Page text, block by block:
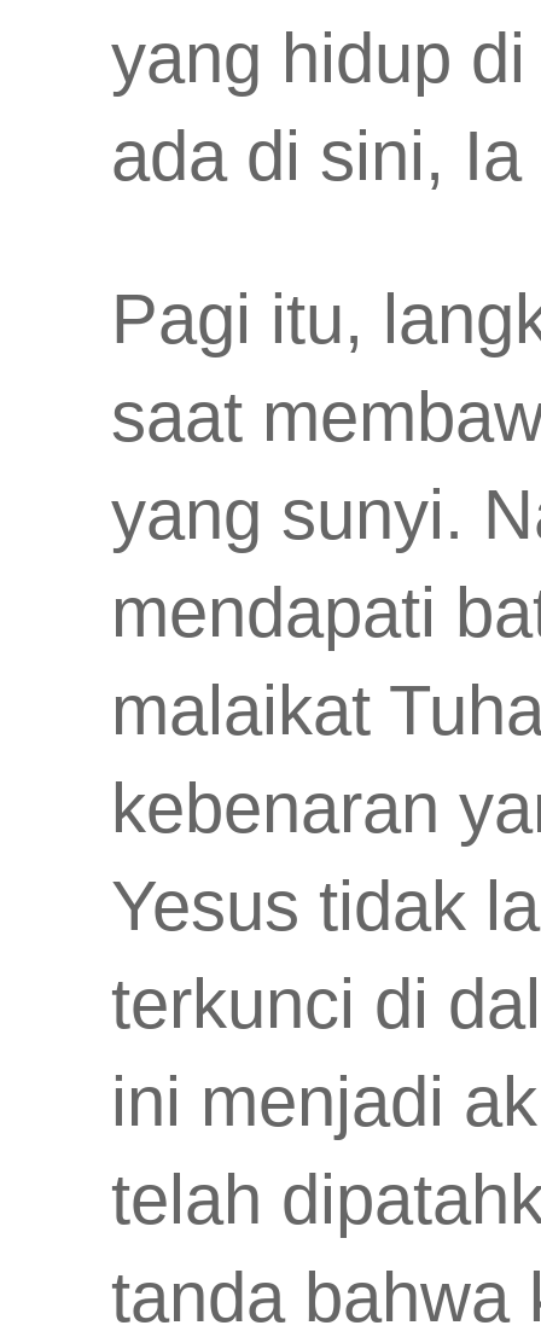
yang hidup
ada di sini,
Pagi itu,
saat
yang sunyi.
mendapati
malaikat
kebenaran
Yesus tidak
terkunci di
ini menjadi
telah
tanda bahwa